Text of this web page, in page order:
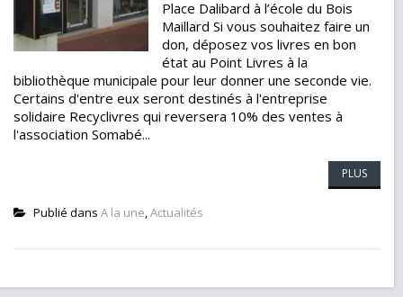
Place Dalibard à l’école du Bois
Maillard Si vous souhaitez faire un
don, déposez vos livres en bon
état au Point Livres à la
bibliothèque municipale pour leur donner une seconde vie.
Certains d'entre eux seront destinés à l'entreprise
solidaire Recyclivres qui reversera 10% des ventes à
l'association Somabé...
PLUS
Publié dans A la une,Actualités